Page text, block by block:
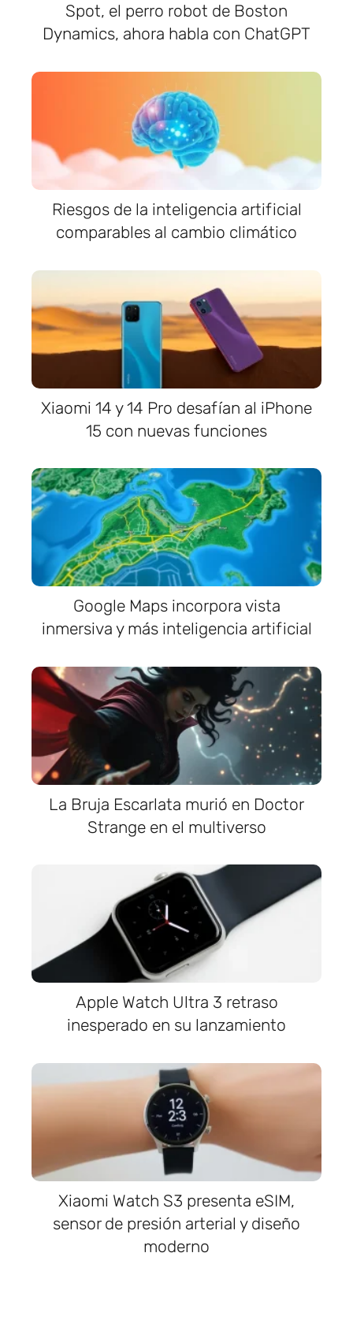
Spot, el perro robot de Boston
Dynamics, ahora habla con ChatGPT
Riesgos de la inteligencia artificial
comparables al cambio climático
Xiaomi 14 y 14 Pro desafían al iPhone
15 con nuevas funciones
Google Maps incorpora vista
inmersiva y más inteligencia artificial
La Bruja Escarlata murió en Doctor
Strange en el multiverso
Apple Watch Ultra 3 retraso
inesperado en su lanzamiento
Xiaomi Watch S3 presenta eSIM,
sensor de presión arterial y diseño
moderno